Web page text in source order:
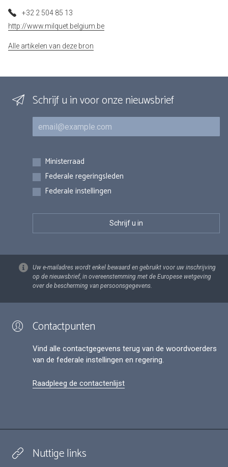
+32 2 504 85 13
http://www.milquet.belgium.be
Alle artikelen van deze bron
Schrijf u in voor onze nieuwsbrief
E-mail
Inschrijvingen
Ministerraad
Federale regeringsleden
Federale instellingen
Uw e-mailadres wordt enkel bewaard en gebruikt voor uw inschrijving
op de nieuwsbrief, in overeenstemming met de Europese wetgeving
over de bescherming van persoonsgegevens.
Contactpunten
Vind alle contactgegevens terug van de woordvoerders
van de federale instellingen en regering.
Raadpleeg de contactenlijst
Nuttige links